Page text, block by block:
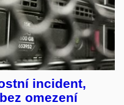
incident,
omezení